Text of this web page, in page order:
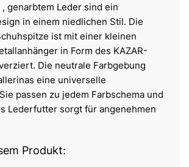
genarbtem Leder sind ein
in einem niedlichen Stil. Die
ist mit einer kleinen
in Form des KAZAR-
Die neutrale Farbgebung
eine universelle
passen zu jedem Farbschema und
Lederfutter sorgt für angenehmen
Produkt: